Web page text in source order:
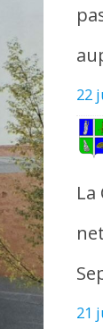
22
21